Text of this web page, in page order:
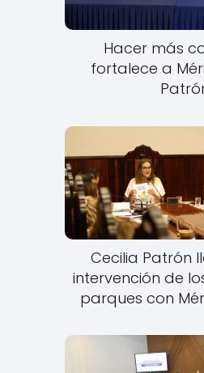
Hacer más
fortalece a
Cecilia Patrón
intervención de
parques con